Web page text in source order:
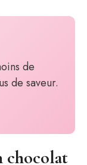
de
de saveur.
chocolat